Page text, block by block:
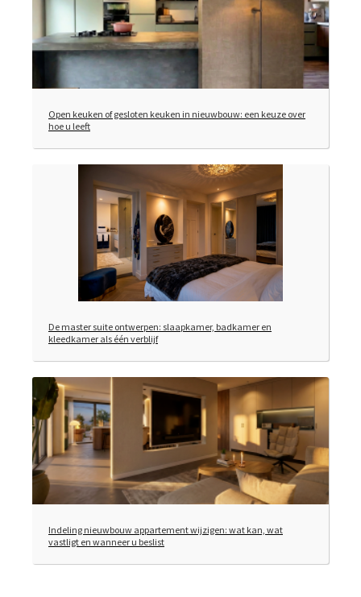
Open keuken of gesloten keuken in nieuwbouw: een keuze over
hoe u leeft
De master suite ontwerpen: slaapkamer, badkamer en
kleedkamer als één verblijf
Indeling nieuwbouw appartement wijzigen: wat kan, wat
vastligt en wanneer u beslist